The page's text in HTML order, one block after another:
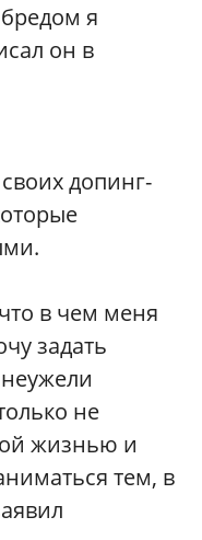
я
он в
допинг-
в чем меня
задать
не
жизнью и
тем, в